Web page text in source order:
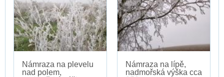
Námraza na plevelu
nad polem,
Námraza na lípě,
nadmořská výška cca